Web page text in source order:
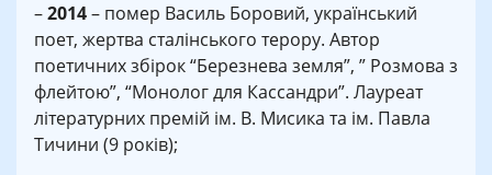
–2014– помер Василь Боровий, український
поет, жертва сталінського терору. Автор
поетичних збірок “Березнева земля”, ” Розмова з
флейтою”, “Монолог для Кассандри”. Лауреат
літературних премій ім. В. Мисика та ім. Павла
Тичини (9 років);